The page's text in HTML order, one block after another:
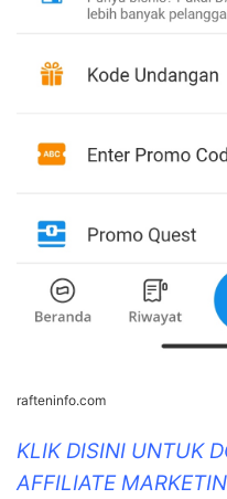
rafteninfo.com
KLIK DISINI UNTUK
AFFILIATE